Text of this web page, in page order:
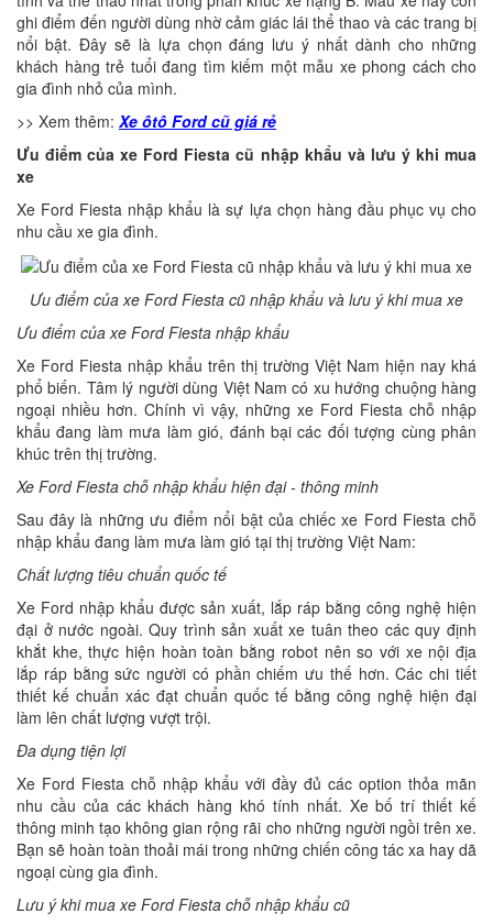
ghi điểm đến người dùng nhờ cảm giác lái thể thao và các trang bị
nổi bật. Đây sẽ là lựa chọn đáng lưu ý nhất dành cho những
khách hàng trẻ tuổi đang tìm kiếm một mẫu xe phong cách cho
gia đình nhỏ của mình.
>> Xem thêm: Xe ôtô Ford cũ giá rẻ
Ưu điểm của xe Ford Fiesta cũ nhập khẩu và lưu ý khi mua
xe
Xe Ford Fiesta nhập khẩu là sự lựa chọn hàng đầu phục vụ cho
nhu cầu xe gia đình.
Ưu điểm của xe Ford Fiesta cũ nhập khẩu và lưu ý khi mua xe
Ưu điểm của xe Ford Fiesta nhập khẩu
Xe Ford Fiesta nhập khẩu trên thị trường Việt Nam hiện nay khá
phổ biến. Tâm lý người dùng Việt Nam có xu hướng chuộng hàng
ngoại nhiều hơn. Chính vì vậy, những xe Ford Fiesta chỗ nhập
khẩu đang làm mưa làm gió, đánh bại các đối tượng cùng phân
khúc trên thị trường.
Xe Ford Fiesta chỗ nhập khẩu hiện đại - thông minh
Sau đây là những ưu điểm nổi bật của chiếc xe Ford Fiesta chỗ
nhập khẩu đang làm mưa làm gió tại thị trường Việt Nam:
Chất lượng tiêu chuẩn quốc tế
Xe Ford nhập khẩu được sản xuất, lắp ráp bằng công nghệ hiện
đại ở nước ngoài. Quy trình sản xuất xe tuân theo các quy định
khắt khe, thực hiện hoàn toàn bằng robot nên so với xe nội địa
lắp ráp bằng sức người có phần chiếm ưu thế hơn. Các chi tiết
thiết kế chuẩn xác đạt chuẩn quốc tế bằng công nghệ hiện đại
làm lên chất lượng vượt trội.
Đa dụng tiện lợi
Xe Ford Fiesta chỗ nhập khẩu với đầy đủ các option thỏa mãn
nhu cầu của các khách hàng khó tính nhất. Xe bố trí thiết kế
thông minh tạo không gian rộng rãi cho những người ngồi trên xe.
Bạn sẽ hoàn toàn thoải mái trong những chiến công tác xa hay dã
ngoại cùng gia đình.
Lưu ý khi mua xe Ford Fiesta chỗ nhập khẩu cũ